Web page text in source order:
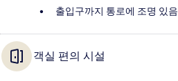
출입구까지 통로에 조명 있음
객실 편의 시설